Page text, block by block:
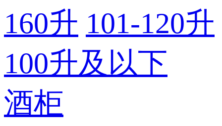
160升 101-120升
100升及以下
酒柜